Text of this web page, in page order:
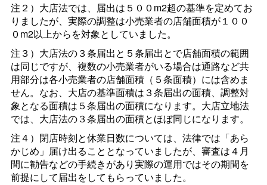
注２）大店法では、届出は５００m2超の基準を定めてお
りましたが、実際の調整は小売業者の店舗面積が１００
０m2以上からを対象としていました。
注３）大店法の３条届出と５条届出とで店舗面積の範囲
は同じですが、複数の小売業者がいる場合は通路など共
用部分は各小売業者の店舗面積（５条面積）には含めま
せん。なお、大店の基準面積は３条届出の面積、調整対
象となる面積は５条届出の面積になります。大店立地法
では、大店法の３条届出の面積とほぼ同じになります。
注４）閉店時刻と休業日数については、法律では「あら
かじめ」届け出ることとなっていましたが、審査は４月
間に勧告などの手続きがあり実際の運用ではその期間を
前提にして届出をしてもらっていました。